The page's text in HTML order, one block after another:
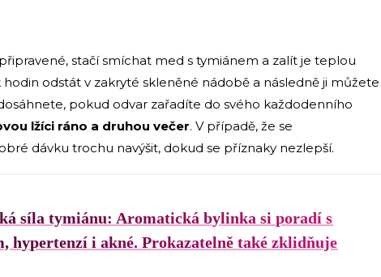
stačí smíchat med s tymiánem a zalít je teplou
odstát v zakryté skleněné nádobě a následně ji můžete
pokud odvar zařadíte do svého každodenního
lžíci ráno a druhou večer. V případě, že se
dávku trochu navýšit, dokud se příznaky nezlepší.
síla tymiánu: Aromatická bylinka si poradí s
hypertenzí i akné. Prokazatelně také zklidňuje